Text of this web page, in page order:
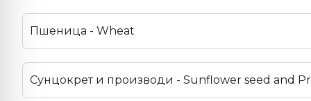
Пшеница - Wheat
Сунцокрет и производи - Sunflower seed and